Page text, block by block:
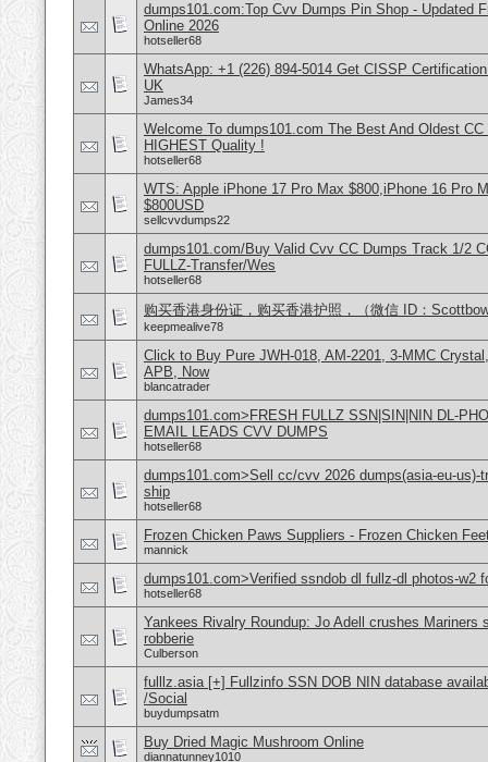
dumps101.com:Top Cvv Dumps Pin Shop - Updated
Online 2026
hotseller68
WhatsApp: +1 (226) 894-5014​ Get CISSP
UK
James34
Welcome To dumps101.com The Best And Oldest
HIGHEST Quality !
hotseller68
WTS: Apple iPhone 17 Pro Max $800,iPhone 16 Pro
$800USD
sellcvvdumps22
dumps101.com/Buy Valid Cvv CC Dumps Track 1/2
FULLZ-Transfer/Wes
hotseller68
购买香港身份证，购买香港护照，（微信 ID：
keepmealive78
Click to Buy Pure JWH-018, AM-2201, 3-MMC
APB, Now
blancatrader
dumps101.com>FRESH FULLZ SSN|SIN|NIN DL-
EMAIL LEADS CVV DUMPS
hotseller68
dumps101.com>Sell cc/cvv 2026 dumps(asia-eu-us)-
ship
hotseller68
Frozen Chicken Paws Suppliers - Frozen Chicken
mannick
dumps101.com>Verified ssndob dl fullz-dl photos-w2
hotseller68
Yankees Rivalry Roundup: Jo Adell crushes Mariners
robberie
Culberson
fulllz.asia [+] Fullzinfo SSN DOB NIN database
/Social
buydumpsatm
Buy Dried Magic Mushroom Online
diannatunney1010